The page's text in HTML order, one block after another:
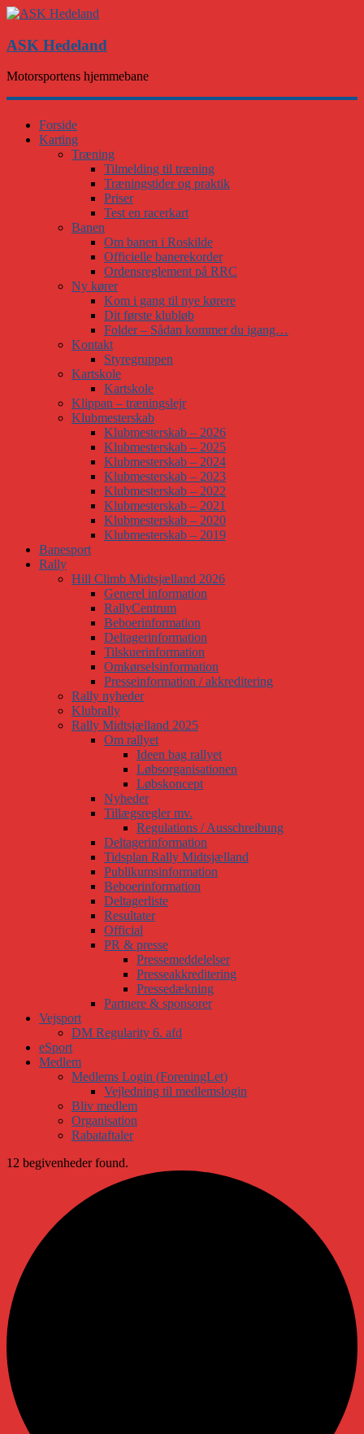
ASK Hedeland
Motorsportens hjemmebane
Forside
Karting
Træning
Tilmelding til træning
Træningstider og praktik
Priser
Test en racerkart
Banen
Om banen i Roskilde
Officielle banerekorder
Ordensreglement på RRC
Ny kører
Kom i gang til nye kørere
Dit første klubløb
Folder – Sådan kommer du igang…
Kontakt
Styregruppen
Kartskole
Kartskole
Klippan – træningslejr
Klubmesterskab
Klubmesterskab – 2026
Klubmesterskab – 2025
Klubmesterskab – 2024
Klubmesterskab – 2023
Klubmesterskab – 2022
Klubmesterskab – 2021
Klubmesterskab – 2020
Klubmesterskab – 2019
Banesport
Rally
Hill Climb Midtsjælland 2026
Generel information
RallyCentrum
Beboerinformation
Deltagerinformation
Tilskuerinformation
Omkørselsinformation
Presseinformation / akkreditering
Rally nyheder
Klubrally
Rally Midtsjælland 2025
Om rallyet
Ideen bag rallyet
Løbsorganisationen
Løbskoncept
Nyheder
Tillægsregler mv.
Regulations / Ausschreibung
Deltagerinformation
Tidsplan Rally Midtsjælland
Publikumsinformation
Beboerinformation
Deltagerliste
Resultater
Official
PR & presse
Pressemeddelelser
Presseakkreditering
Pressedækning
Partnere & sponsorer
Vejsport
DM Regularity 6. afd
eSport
Medlem
Medlems Login (ForeningLet)
Vejledning til medlemslogin
Bliv medlem
Organisation
Rabataftaler
12 begivenheder found.